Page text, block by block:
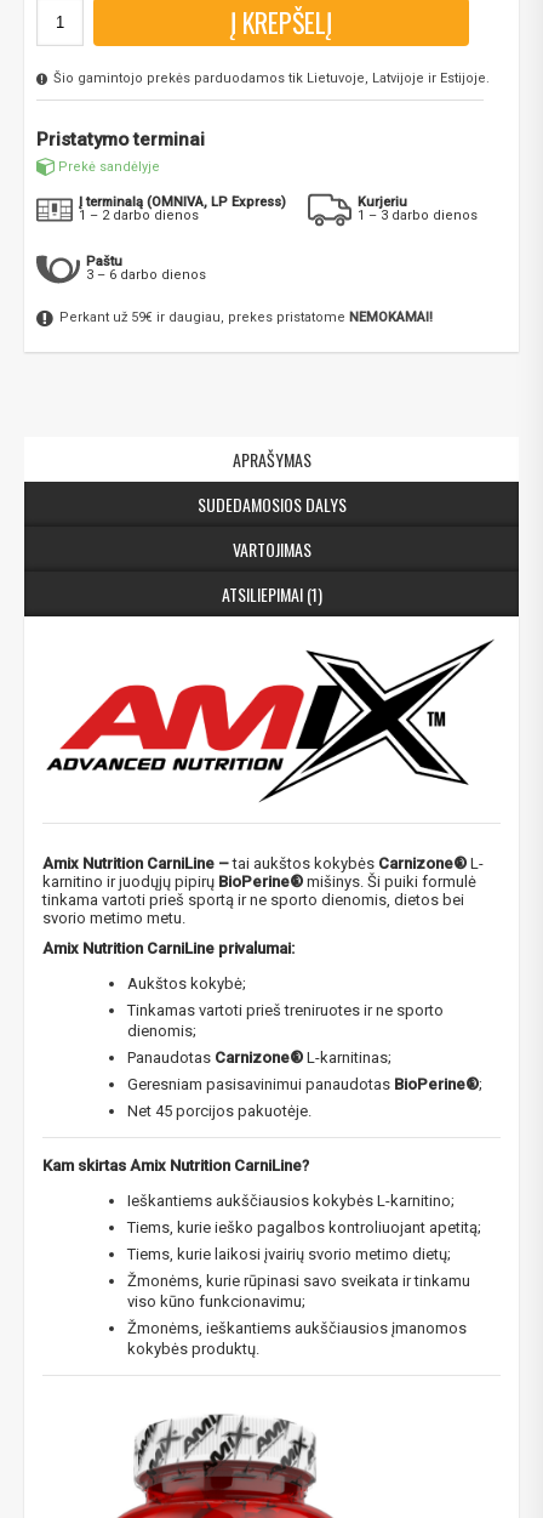
Į KREPŠELĮ
Šio gamintojo prekės parduodamos tik Lietuvoje, Latvijoje ir Estijoje.
Pristatymo terminai
Prekė sandėlyje
Į terminalą (OMNIVA, LP Express)
1 – 2 darbo dienos
Kurjeriu
1 – 3 darbo dienos
Paštu
3 – 6 darbo dienos
Perkant už 59€ ir daugiau, prekes pristatome NEMOKAMAI!
APRAŠYMAS
SUDEDAMOSIOS DALYS
VARTOJIMAS
ATSILIEPIMAI (1)
Amix Nutrition CarniLine –tai aukštos kokybės Carnizone® L-
karnitino ir juodųjų pipirų BioPerine® mišinys. Ši puiki formulė
tinkama vartoti prieš sportą ir ne sporto dienomis, dietos bei
svorio metimo metu.
Amix Nutrition CarniLine privalumai:
Aukštos kokybė;
Tinkamas vartoti prieš treniruotes ir ne sporto
dienomis;
Panaudotas Carnizone® L-karnitinas;
Geresniam pasisavinimui panaudotas BioPerine®;
Net 45 porcijos pakuotėje.
Kam skirtas Amix Nutrition CarniLine?
Ieškantiems aukščiausios kokybės L-karnitino;
Tiems, kurie ieško pagalbos kontroliuojant apetitą;
Tiems, kurie laikosi įvairių svorio metimo dietų;
Žmonėms, kurie rūpinasi savo sveikata ir tinkamu
viso kūno funkcionavimu;
Žmonėms, ieškantiems aukščiausios įmanomos
kokybės produktų.